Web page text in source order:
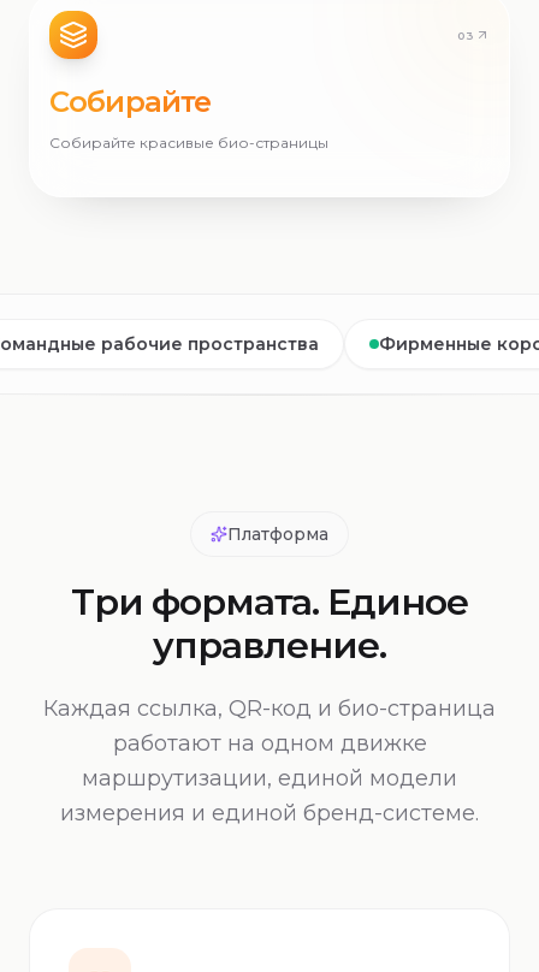
03
Собирайте
Собирайте красивые био-страницы
пространства Фирменные короткие
Платформа
Три формата. Единое
управление.
Каждая ссылка, QR-код и био-страница
работают на одном движке
маршрутизации, единой модели
измерения и единой бренд-системе.